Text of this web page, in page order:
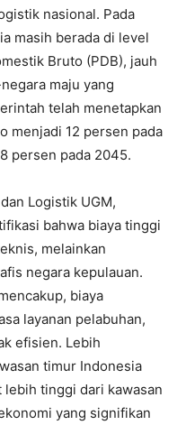
nasional. Pada
masih berada di level
Bruto (PDB), jauh
maju yang
telah menetapkan
menjadi 12 persen pada
persen pada 2045.
Logistik UGM,
bahwa biaya tinggi
melainkan
negara kepulauan.
biaya
layanan pelabuhan,
efisien. Lebih
timur Indonesia
tinggi dari kawasan
yang signifikan